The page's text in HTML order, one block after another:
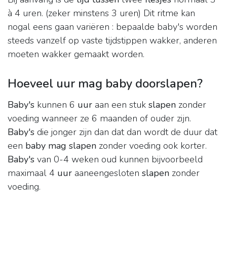
à 4 uren. (zeker minstens 3 uren) Dit ritme kan
nogal eens gaan variëren : bepaalde baby's worden
steeds vanzelf op vaste tijdstippen wakker, anderen
moeten wakker gemaakt worden.
Hoeveel uur mag baby doorslapen?
Baby's kunnen 6 uur aan een stuk slapen zonder
voeding wanneer ze 6 maanden of ouder zijn.
Baby's die jonger zijn dan dat dan wordt de duur dat
een baby mag slapen zonder voeding ook korter.
Baby's van 0-4 weken oud kunnen bijvoorbeeld
maximaal 4 uur aaneengesloten slapen zonder
voeding.